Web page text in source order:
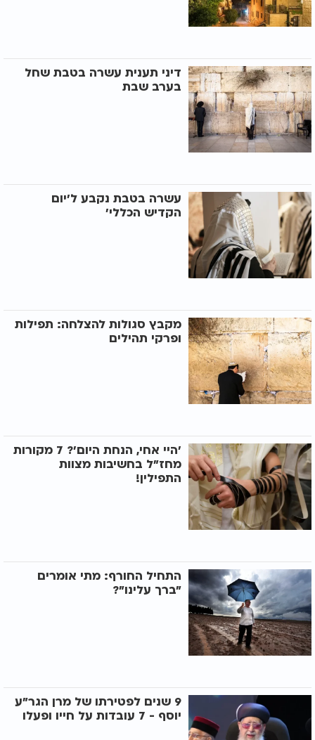
דיני תענית עשרה בטבת שחל
בערב שבת
עשרה בטבת נקבע ל’יום
הקדיש הכללי’
מקבץ סגולות להצלחה: תפילות
ופרקי תהילים
’היי אחי, הנחת היום’? 7 מקורות
מחז"ל בחשיבות מצוות
התפילין!
התחיל החורף: מתי אומרים
"ברך עלינו"?
9 שנים לפטירתו של מרן הגר"ע
יוסף - 7 עובדות על חייו ופעלו